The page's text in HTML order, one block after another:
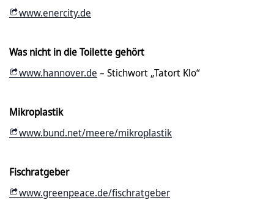
www.enercity.de
Was nicht in die Toilette gehört
www.hannover.de – Stichwort „Tatort Klo“
Mikroplastik
www.bund.net/meere/mikroplastik
Fischratgeber
www.greenpeace.de/fischratgeber